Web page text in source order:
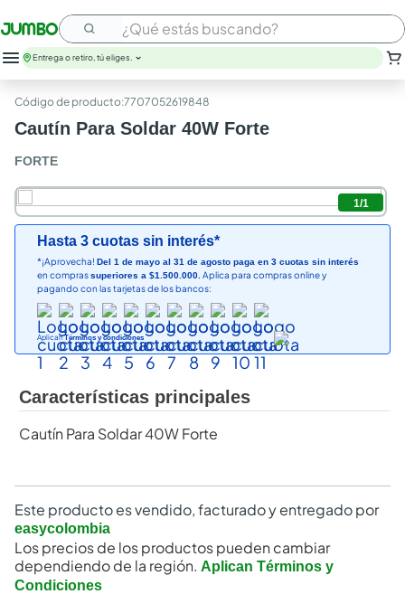
¿Qué estás buscando?
Entrega o retiro, tú eliges.
:7707052619848
Cautín Para Soldar 40W Forte
FORTE
1/1
Hasta 3 cuotas sin interés*
*¡Aprovecha! Del 1 de mayo al 31 de agosto paga en 3 cuotas sin interés
en comprassuperiores a $1.500.000. Aplica para compras online y
pagando con las tarjetas de los bancos:
AplicanTérminos y condiciones
Características principales
Cautín Para Soldar 40W Forte
Este producto es vendido, facturado y entregado por
easycolombia
Los precios de los productos pueden cambiar
dependiendo de la región. Aplican Términos y
Condiciones